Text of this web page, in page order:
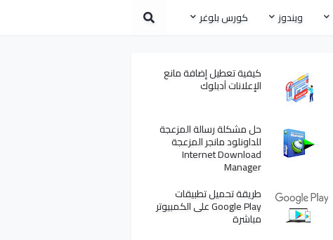
ويندوز كورس بلوغر
كيفية تعطيل إضافة مانع
الإعلانات آدبلوك
حل مشكلة رسالة المزعجة
للداونلود مانجر المزعجة
Internet Download
Manager
طريقة تحميل تطبيقات
Google Play على الكمبيوتر
مباشرة